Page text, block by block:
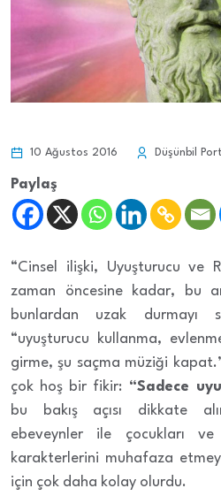
10 Ağustos 2016 Düşünbil
Paylaş
“Cinsel ilişki, Uyuşturucu ve
zaman öncesine kadar, bu
bunlardan uzak durmayı
“uyuşturucu kullanma,
girme, şu saçma müziği
çok hoş bir fikir: “Sadece
bu bakış açısı dikkate
ebeveynler ile çocukları ve
karakterlerini muhafaza
için çok daha kolay olurdu.